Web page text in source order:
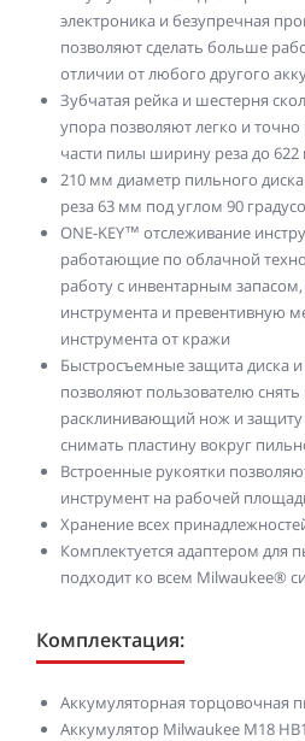
электроника и безупречная
позволяют сделать больше
отличии от любого другого
Зубчатая рейка и шестерня
упора позволяют легко и
части пилы ширину реза до
210 мм диаметр пильного
реза 63 мм под углом 90
ONE-KEY™ отслеживание
работающие по облачной
работу с инвентарным
инструмента и превентивную
инструмента от кражи
Быстросъемные защита диска
позволяют пользователю снять
расклинивающий нож и защиту
снимать пластину вокруг
Встроенные рукоятки
инструмент на рабочей
Хранение всех
Комплектуется адаптером для
подходит ко всем Milwaukee®
Комплектация:
Аккумуляторная торцовочная
Аккумулятор Milwaukee M18